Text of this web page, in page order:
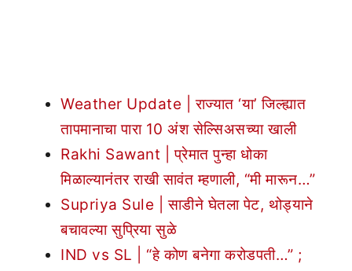
Weather Update | राज्यात ‘या’ जिल्ह्यात
तापमानाचा पारा 10 अंश सेल्सिअसच्या खाली
Rakhi Sawant | प्रेमात पुन्हा धोका
मिळाल्यानंतर राखी सावंत म्हणाली, “मी मारून…”
Supriya Sule | साडीने घेतला पेट, थोड्याने
बचावल्या सुप्रिया सुळे
IND vs SL | “हे कोण बनेगा करोडपती…” ;